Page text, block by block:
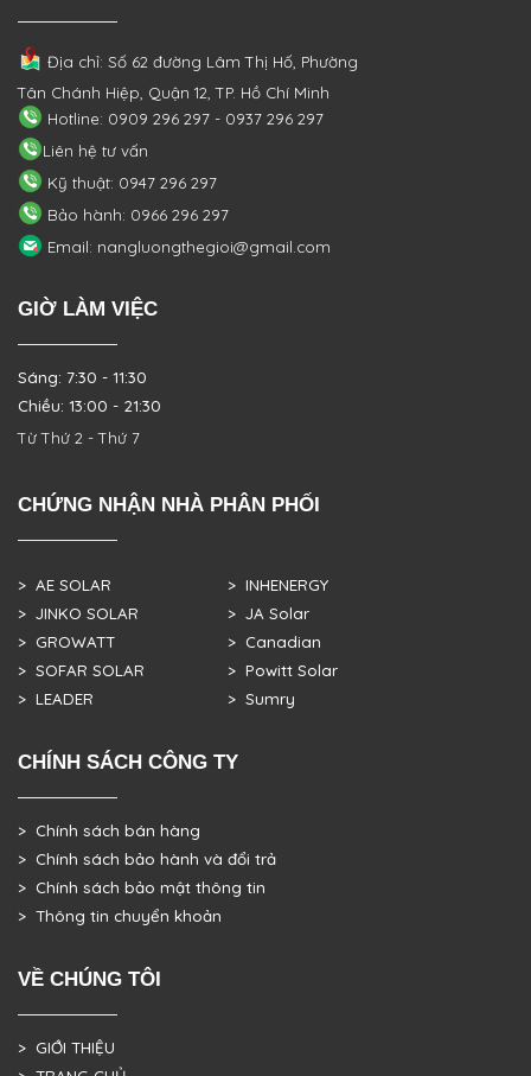
Địa chỉ: Số 62 đường Lâm Thị Hố, Phường
Tân Chánh Hiệp, Quận 12, TP. Hồ Chí Minh
Hotline: 0909 296 297 - 0937 296 297
Liên hệ tư vấn
Kỹ thuật: 0947 296 297
Bảo hành: 0966 296 297
Email: nangluongthegioi@gmail.com
GIỜ LÀM VIỆC
Sáng: 7:30 - 11:30
Chiều: 13:00 - 21:30
Từ Thứ 2 - Thứ 7
CHỨNG NHẬN NHÀ PHÂN PHỐI
> AE SOLAR
> JINKO SOLAR
> GROWATT
> SOFAR SOLAR
> LEADER
> INHENERGY
> JA Solar
> Canadian
> Powitt Solar
> Sumry
CHÍNH SÁCH CÔNG TY
> Chính sách bán hàng
> Chính sách bảo hành và đổi trả
> Chính sách bảo mật thông tin
> Thông tin chuyển khoản
VỀ CHÚNG TÔI
> GIỚI THIỆU